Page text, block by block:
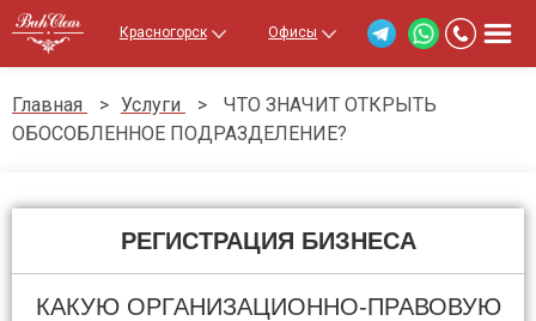
Красногорск Офисы
Главная > Услуги >
ЧТО ЗНАЧИТ ОТКРЫТЬ
ОБОСОБЛЕННОЕ ПОДРАЗДЕЛЕНИЕ?
РЕГИСТРАЦИЯ БИЗНЕСА
КАКУЮ ОРГАНИЗАЦИОННО-ПРАВОВУЮ